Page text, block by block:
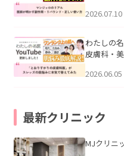
医師が明
公開いた
2026.07.10
わたしの
皮膚科・
ッズの肌
2026.06.05
最新クリニック
MJクリニ